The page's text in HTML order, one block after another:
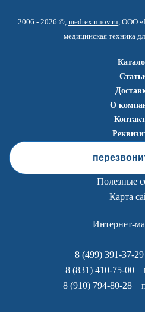
2006 - 2026 ©, medtex.nnov.ru, ООО
медицинская техника
О
Полезные
Карта
Интернет-
8 (499) 391-37-29
8 (831) 410-75-00
8 (910) 794-80-28по